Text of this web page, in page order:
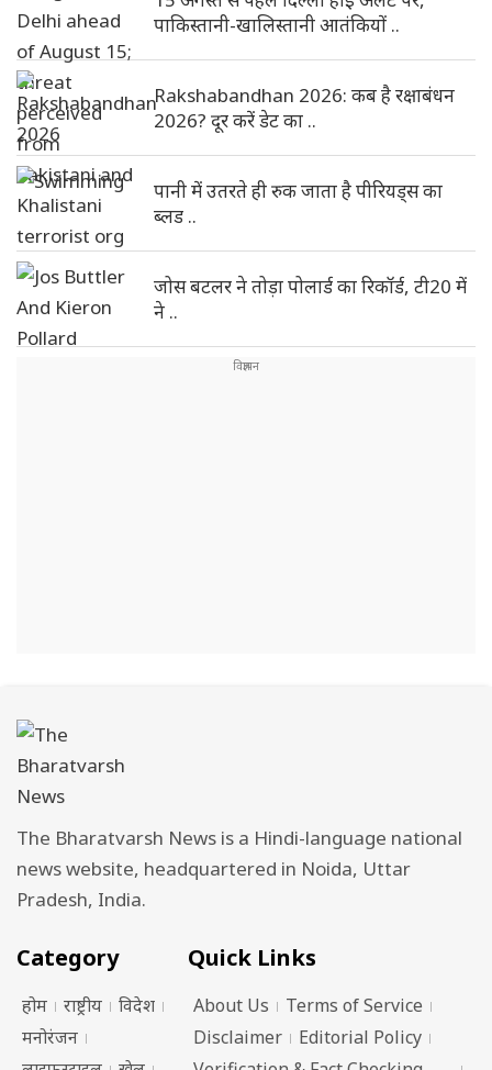
पाकिस्तानी-खालिस्तानी आतंकियों ..
Rakshabandhan 2026: कब है रक्षाबंधन
2026? दूर करें डेट का ..
पानी में उतरते ही रुक जाता है पीरियड्स का
ब्लड ..
जोस बटलर ने तोड़ा पोलार्ड का रिकॉर्ड, टी20 में
ने ..
The Bharatvarsh News is a Hindi-language national
news website, headquartered in Noida, Uttar
Pradesh, India.
Category
होम राष्ट्रीय
विदेश
मनोरंजन
Quick Links
About Us
Terms of Service
Disclaimer
Editorial Policy